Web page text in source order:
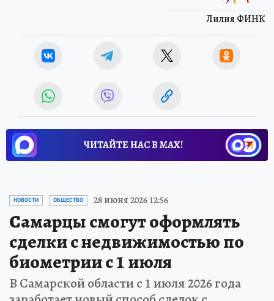
Лилия ФИНК
ЧИТАЙТЕ НАС В МАХ!
НОВОСТИ ОБЩЕСТВО 28 июня 2026 12:56
Самарцы смогут оформлять
сделки с недвижимостью по
биометрии с 1 июля
В Самарской области с 1 июля 2026 года